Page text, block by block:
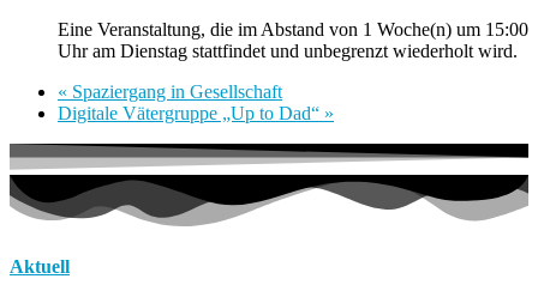
Eine Veranstaltung, die im Abstand von 1 Woche(n) um 15:00
Uhr am Dienstag stattfindet und unbegrenzt wiederholt wird.
« Spaziergang in Gesellschaft
Digitale Vätergruppe „Up to Dad“ »
Aktuell